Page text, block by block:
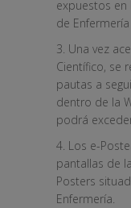
expuestos en
de
3. Una vez
Científico, se
pautas a
dentro de la
podrá
4. Los e-
pantallas de
Posters
Enfermería.